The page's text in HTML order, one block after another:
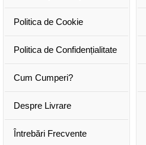
Politica de Cookie
Politica de Confidențialitate
Cum Cumperi?
Despre Livrare
Întrebări Frecvente